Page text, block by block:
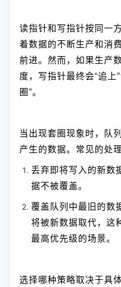
读指针和写指针按同一
着数据的不断生产和消
前进。然而，如果生产
度，写指针最终会“追上
圈”。
当出现套圈现象时，队
产生的数据。常见的处
丢弃即将写入的新数
据不被覆盖。
覆盖队列中最旧的数
将被新数据取代，这
最高优先级的场景。
选择哪种策略取决于具